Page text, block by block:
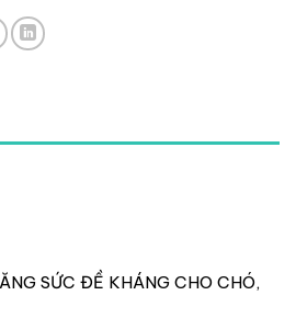
SỨC ĐỀ KHÁNG CHO CHÓ,